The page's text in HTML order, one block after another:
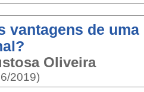
vantagens de
Oliveira
2019)